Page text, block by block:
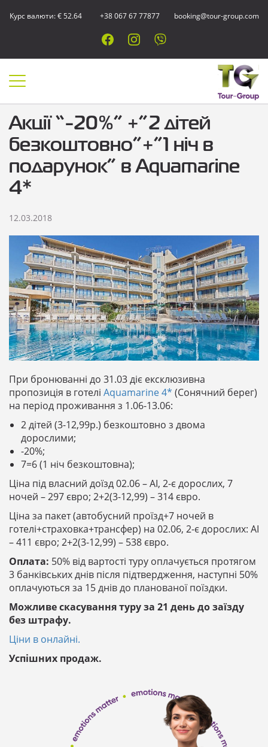
Курс валюти: € 52.64 +38 067 67 77877 booking@tour-group.com
Акції “-20%” +”2 дітей
безкоштовно”+”1 ніч в
подарунок” в Aquamarine
4*
12.03.2018
При бронюванні до 31.03 діє ексклюзивна
пропозиція в готелі Aquamarine 4* (Сонячний берег)
на період проживання з 1.06-13.06:
2 дітей (3-12,99р.) безкоштовно з двома
дорослими;
-20%;
7=6 (1 ніч безкоштовна);
Ціна під власний доїзд 02.06 – АІ, 2-є дорослих, 7
ночей – 297 євро; 2+2(3-12,99) – 314 євро.
Ціна за пакет (автобусний проїзд+7 ночей в
готелі+страховка+трансфер) на 02.06, 2-є дорослих: AI
– 411 євро; 2+2(3-12,99) – 538 євро.
Оплата: 50% від вартості туру оплачується протягом
3 банківських днів після підтвердження, наступні 50%
оплачуються за 15 днів до планованої поїздки.
Можливе скасування туру за 21 день до заїзду
без штрафу.
Ціни в онлайні.
Успішних продаж.